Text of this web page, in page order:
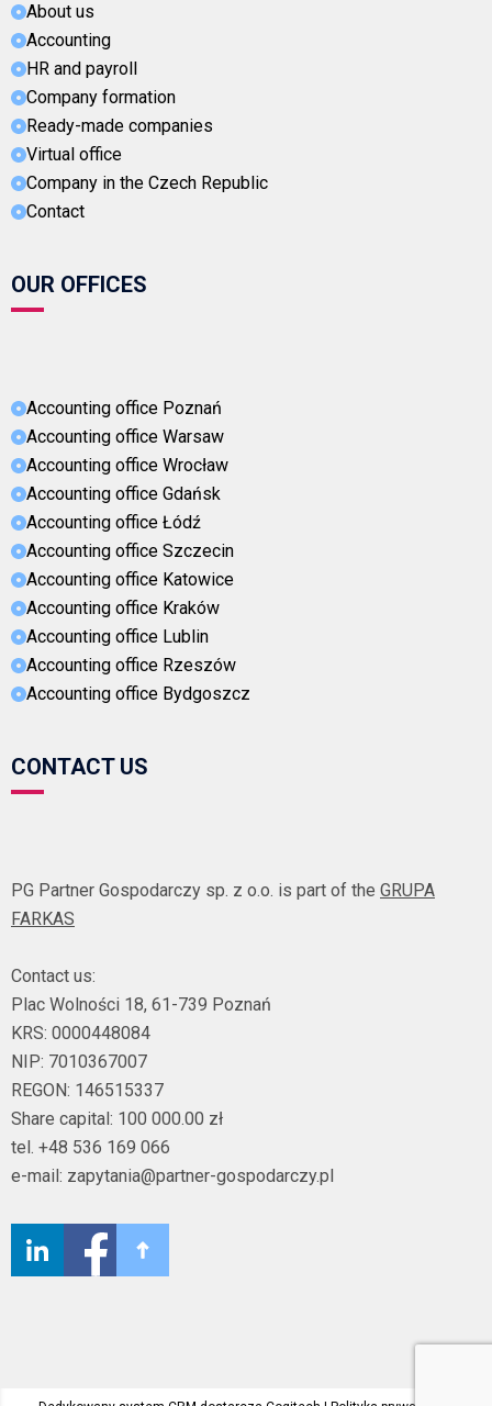
About us
Accounting
HR and payroll
Company formation
Ready-made companies
Virtual office
Company in the Czech Republic
Contact
OUR OFFICES
Accounting office Poznań
Accounting office Warsaw
Accounting office Wrocław
Accounting office Gdańsk
Accounting office Łódź
Accounting office Szczecin
Accounting office Katowice
Accounting office Kraków
Accounting office Lublin
Accounting office Rzeszów
Accounting office Bydgoszcz
CONTACT US
PG Partner Gospodarczy sp. z o.o. is part of the GRUPA
FARKAS
Contact us:
Plac Wolności 18, 61-739 Poznań
KRS: 0000448084
NIP: 7010367007
REGON: 146515337
Share capital: 100 000.00 zł
tel. +48 536 169 066
e-mail: zapytania@partner-gospodarczy.pl